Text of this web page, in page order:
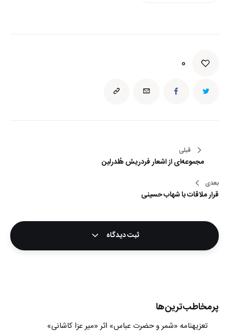
0
راهبری
نوشته
قبلی
مجموعه‌ای از اشعار فردریش هُلدرلین
بعدی
قرار ملاقات با شهاب حسینی
ثبت دیدگاه
پرمخاطب‌ترین‌ها
تعزیه‎نامه‏ «شمر و حضرت عباس» اثر «میر عزا کاشانی»